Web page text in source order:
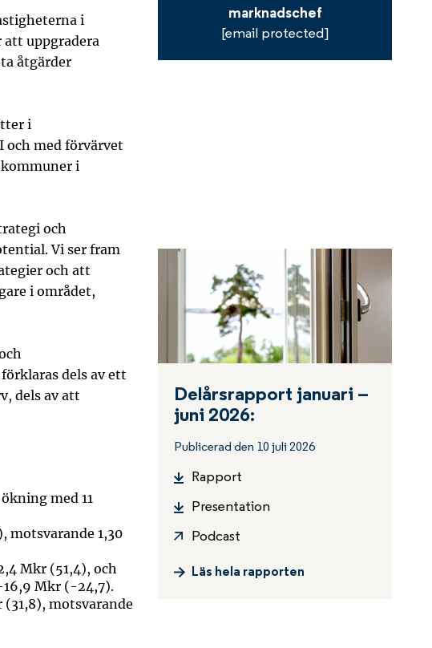
i
att uppgradera
åtgärder
i
och med förvärvet
i
och
Vi ser fram
och att
i området,
dels av ett
dels av att
med 11
motsvarande 1,30
Mkr (51,4), och
Mkr (-24,7).
motsvarande
marknadschef
[email protected]
Delårsrapport januari –
juni 2026:
Publicerad den 10 juli 2026
Rapport
Presentation
Podcast
Läs hela rapporten